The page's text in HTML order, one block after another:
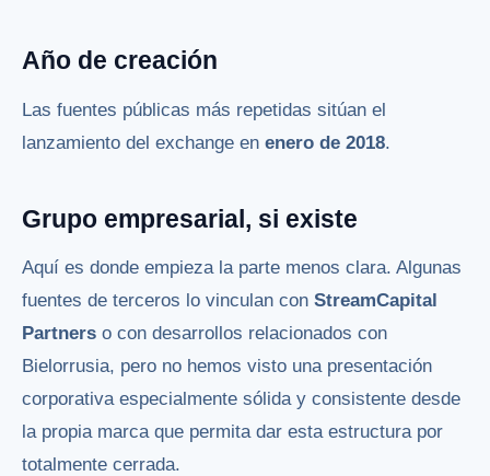
Año de creación
Las fuentes públicas más repetidas sitúan el
lanzamiento del exchange en enero de 2018.
Grupo empresarial, si existe
Aquí es donde empieza la parte menos clara. Algunas
fuentes de terceros lo vinculan con StreamCapital
Partners o con desarrollos relacionados con
Bielorrusia, pero no hemos visto una presentación
corporativa especialmente sólida y consistente desde
la propia marca que permita dar esta estructura por
totalmente cerrada.